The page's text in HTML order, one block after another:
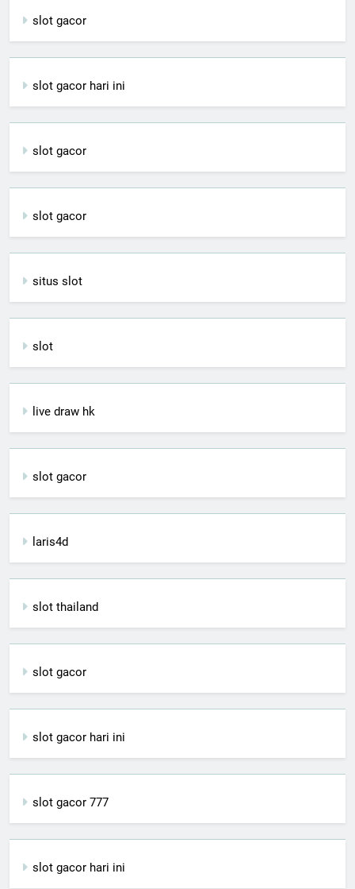
slot gacor
slot gacor hari ini
slot gacor
slot gacor
situs slot
slot
live draw hk
slot gacor
laris4d
slot thailand
slot gacor
slot gacor hari ini
slot gacor 777
slot gacor hari ini